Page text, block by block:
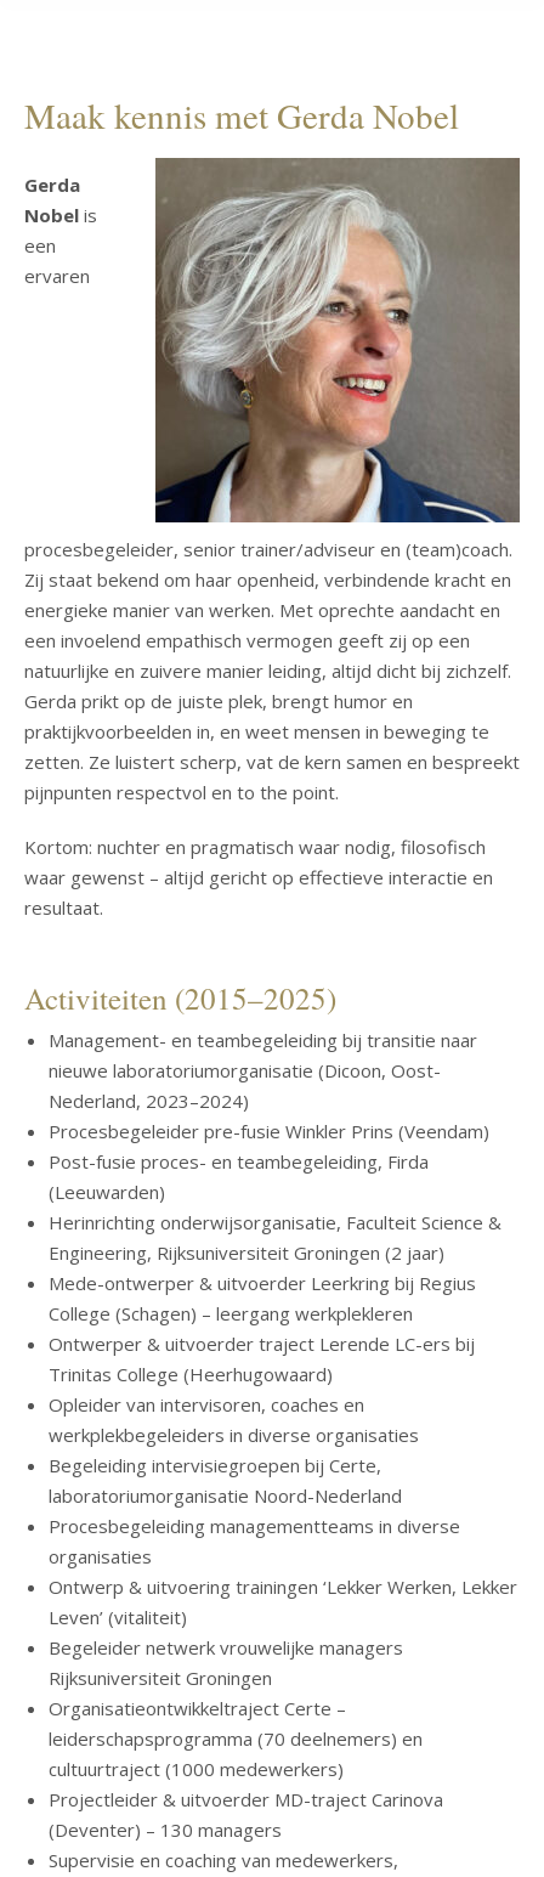
Maak kennis met Gerda Nobel
Gerda
Nobel is
een
ervaren
procesbegeleider, senior trainer/adviseur en (team)coach.
Zij staat bekend om haar openheid, verbindende kracht en
energieke manier van werken. Met oprechte aandacht en
een invoelend empathisch vermogen geeft zij op een
natuurlijke en zuivere manier leiding, altijd dicht bij zichzelf.
Gerda prikt op de juiste plek, brengt humor en
praktijkvoorbeelden in, en weet mensen in beweging te
zetten. Ze luistert scherp, vat de kern samen en bespreekt
pijnpunten respectvol en to the point.
Kortom: nuchter en pragmatisch waar nodig, filosofisch
waar gewenst – altijd gericht op effectieve interactie en
resultaat.
Activiteiten (2015–2025)
Management- en teambegeleiding bij transitie naar
nieuwe laboratoriumorganisatie (Dicoon, Oost-
Nederland, 2023–2024)
Procesbegeleider pre-fusie Winkler Prins (Veendam)
Post-fusie proces- en teambegeleiding, Firda
(Leeuwarden)
Herinrichting onderwijsorganisatie, Faculteit Science &
Engineering, Rijksuniversiteit Groningen (2 jaar)
Mede-ontwerper & uitvoerder Leerkring bij Regius
College (Schagen) – leergang werkplekleren
Ontwerper & uitvoerder traject Lerende LC-ers bij
Trinitas College (Heerhugowaard)
Opleider van intervisoren, coaches en
werkplekbegeleiders in diverse organisaties
Begeleiding intervisiegroepen bij Certe,
laboratoriumorganisatie Noord-Nederland
Procesbegeleiding managementteams in diverse
organisaties
Ontwerp & uitvoering trainingen ‘Lekker Werken, Lekker
Leven’ (vitaliteit)
Begeleider netwerk vrouwelijke managers
Rijksuniversiteit Groningen
Organisatieontwikkeltraject Certe –
leiderschapsprogramma (70 deelnemers) en
cultuurtraject (1000 medewerkers)
Projectleider & uitvoerder MD-traject Carinova
(Deventer) – 130 managers
Supervisie en coaching van medewerkers,